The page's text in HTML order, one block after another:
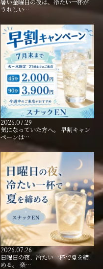
うれしい…
2026.07.29
気になっていた方へ。 早割キャン
ペーンは…
2026.07.26
日曜日の夜、冷たい一杯で夏を締
める。 楽…